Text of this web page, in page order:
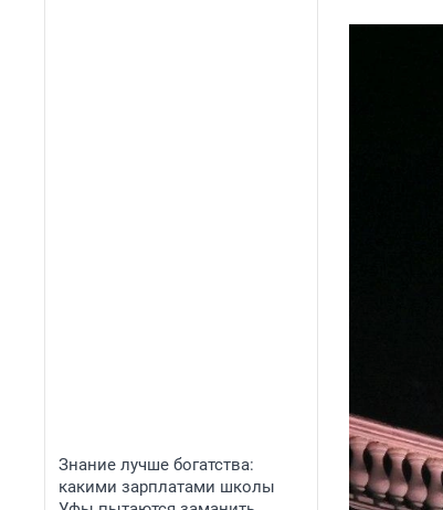
Знание лучше богатства:
какими зарплатами школы